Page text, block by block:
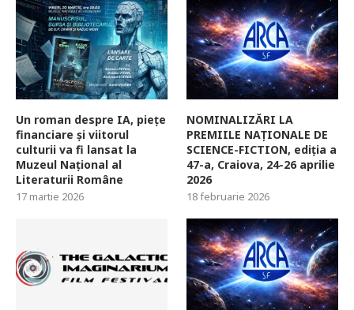
Un roman despre IA, piețe
financiare și viitorul
culturii va fi lansat la
Muzeul Național al
Literaturii Române
17 martie 2026
NOMINALIZĂRI LA
PREMIILE NAȚIONALE DE
SCIENCE-FICTION, ediția a
47-a, Craiova, 24-26 aprilie
2026
18 februarie 2026